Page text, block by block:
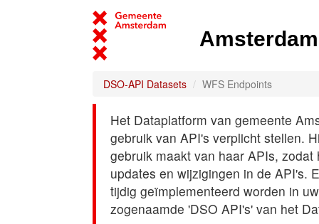
DSO-API Datasets WFS Endpoints
Het Dataplatform van gemeente
gebruik van API's verplicht stellen.
gebruik maakt van haar APIs,
updates en wijzigingen in de API's.
tijdig geïmplementeerd worden in
zogenaamde 'DSO API's' van het